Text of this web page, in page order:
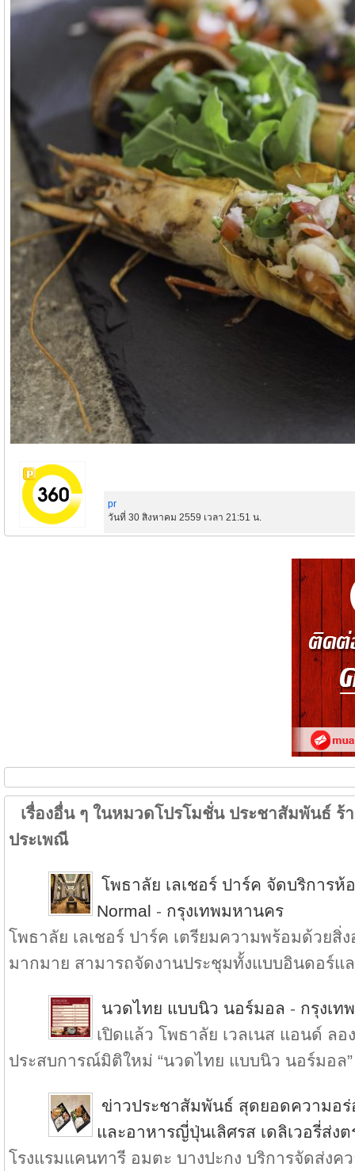
pr
วันที่ 30 สิงหาคม 2559 เวลา 21:51 น.
เรื่องอื่น ๆ ในหมวดโปรโมชั่น ประชาสัมพันธ์ ร้
ประเพณี
โพธาลัย เลเชอร์ ปาร์ค จัดบริการห้
Normal - กรุงเทพมหานคร
โพธาลัย เลเชอร์ ปาร์ค เตรียมความพร้อมด้วยสิ่
มากมาย สามารถจัดงานประชุมทั้งแบบอินดอร์แ
นวดไทย แบบนิว นอร์มอล - กรุงเท
เปิดแล้ว โพธาลัย เวลเนส แอนด์ ล
ประสบการณ์มิติใหม่ “นวดไทย แบบนิว นอร์มอล
ข่าวประชาสัมพันธ์ สุดยอดความอร่
และอาหารญี่ปุ่นเลิศรส เดลิเวอรี่ส่ง
โรงแรมแคนทารี อมตะ บางปะกง บริการจัดส่งค